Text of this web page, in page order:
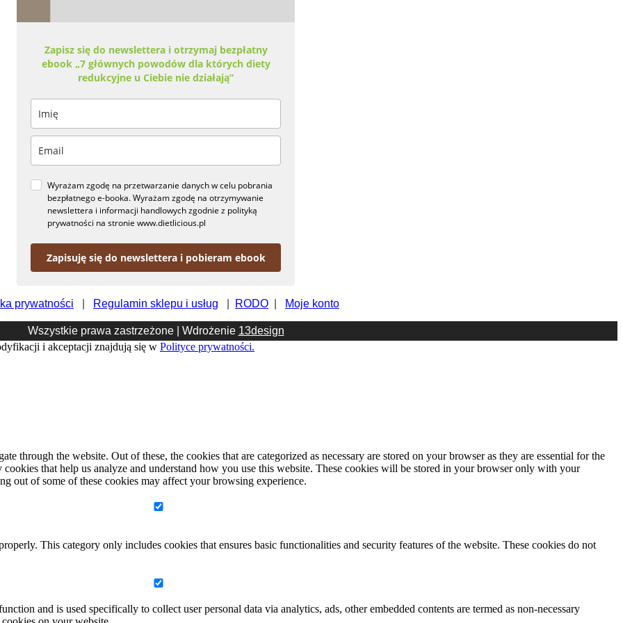
Zapisz się do newslettera i otrzymaj bezpłatny
ebook „7 głównych powodów dla których diety
redukcyjne u Ciebie nie działają”
Wyrażam zgodę na przetwarzanie danych w celu pobrania
bezpłatnego e-booka. Wyrażam zgodę na otrzymywanie
newslettera i informacji handlowych zgodnie z polityką
prywatności na stronie www.dietlicious.pl
Zapisuję się do newslettera i pobieram ebook
prywatności Regulamin sklepu i usług RODO Moje konto
Wszystkie prawa zastrzeżone | Wdrożenie 13design
i akceptacji znajdują się w Polityce prywatności.
through the website. Out of these, the cookies that are categorized as necessary are stored on your browser as they are essential for the
that help us analyze and understand how you use this website. These cookies will be stored in your browser only with your
out of some of these cookies may affect your browsing experience.
This category only includes cookies that ensures basic functionalities and security features of the website. These cookies do not
and is used specifically to collect user personal data via analytics, ads, other embedded contents are termed as non-necessary